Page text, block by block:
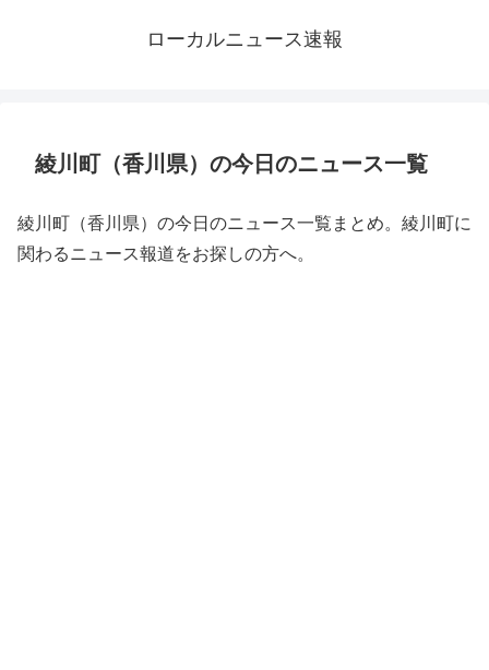
ローカルニュース速報
綾川町（香川県）の今日のニュース一覧
綾川町（香川県）の今日のニュース一覧まとめ。綾川町に
関わるニュース報道をお探しの方へ。